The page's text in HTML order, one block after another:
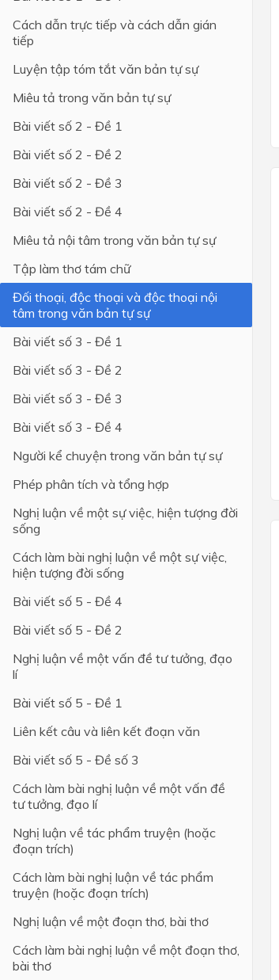
Lớp 4
Cách dẫn trực tiếp và cách dẫn gián
tiếp
Luyện tập tóm tắt văn bản tự sự
Miêu tả trong văn bản tự sự
Bài viết số 2 - Đề 1
Bài viết số 2 - Đề 2
Bài viết số 2 - Đề 3
Bài viết số 2 - Đề 4
Miêu tả nội tâm trong văn bản tự sự
Tập làm thơ tám chữ
Đối thoại, độc thoại và độc thoại nội
tâm trong văn bản tự sự
Bài viết số 3 - Đề 1
Bài viết số 3 - Đề 2
Bài viết số 3 - Đề 3
Bài viết số 3 - Đề 4
Người kể chuyện trong văn bản tự sự
Phép phân tích và tổng hợp
Nghị luận về một sự việc, hiện tượng đời
sống
Cách làm bài nghị luận về một sự việc,
hiện tượng đời sống
Bài viết số 5 - Đề 4
Bài viết số 5 - Đề 2
Nghị luận về một vấn đề tư tưởng, đạo
lí
Bài viết số 5 - Đề 1
Liên kết câu và liên kết đoạn văn
Bài viết số 5 - Đề số 3
Cách làm bài nghị luận về một vấn đề
tư tưởng, đạo lí
Nghị luận về tác phẩm truyện (hoặc
đoạn trích)
Cách làm bài nghị luận về tác phẩm
truyện (hoặc đoạn trích)
Nghị luận về một đoạn thơ, bài thơ
Cách làm bài nghị luận về một đoạn thơ,
bài thơ